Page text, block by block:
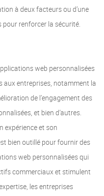
à deux facteurs ou d’une
renforcer la sécurité.
web personnalisées
entreprises, notamment la
de l’engagement des
et bien d’autres.
expérience et son
bien outillé pour fournir des
web personnalisées qui
commerciaux et stimulent
les entreprises